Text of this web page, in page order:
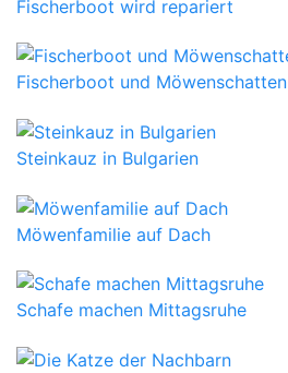
Fischerboot wird repariert
Fischerboot und Möwenschatten
Steinkauz in Bulgarien
Möwenfamilie auf Dach
Schafe machen Mittagsruhe